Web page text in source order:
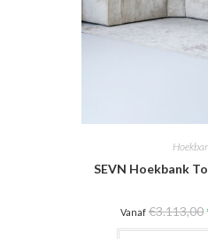
SEVN Hoekbank
Vanaf €3.113,00